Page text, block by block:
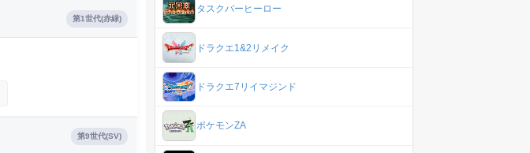
第1世代(赤緑)
第9世代(SV)
タスクバーヒーロー
ドラクエ1&2リメイク
ドラクエ7リイマジンド
ポケモンZA